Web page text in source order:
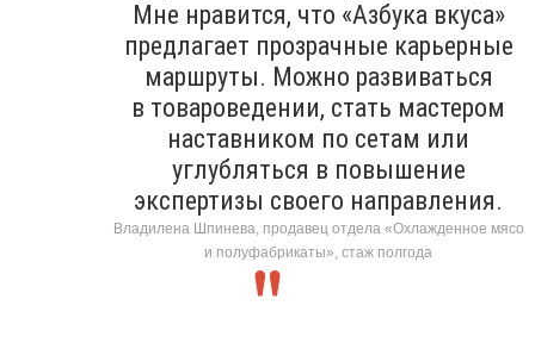
Мне нравится, что «Азбука вкуса»
предлагает прозрачные карьерные
маршруты. Можно развиваться
в товароведении, стать мастером
наставником по сетам или
углубляться в повышение
экспертизы своего направления.
Владилена Шпинева, продавец отдела «Охлажденное мясо
и полуфабрикаты», стаж полгода